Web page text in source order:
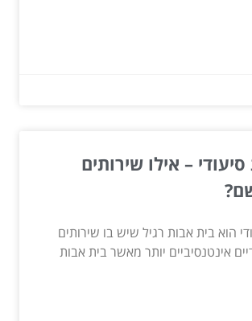
– אילו שירותים
הוא בית אבות רגיל שיש בו שירותים
אינטנסיביים יותר מאשר בית אבות